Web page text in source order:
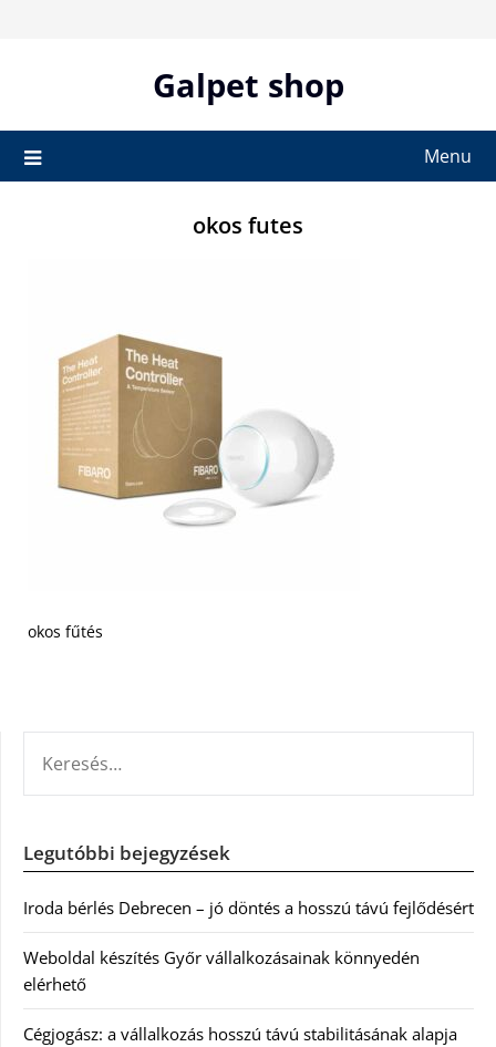
Galpet shop
Menu
okos futes
okos fűtés
Legutóbbi bejegyzések
Iroda bérlés Debrecen – jó döntés a hosszú távú fejlődésért
Weboldal készítés Győr vállalkozásainak könnyedén
elérhető
Cégjogász: a vállalkozás hosszú távú stabilitásának alapja